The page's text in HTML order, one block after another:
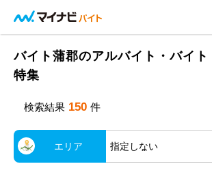
バイト蒲郡のアルバイト・バイト
特集
検索結果 150 件
エリア 指定しない